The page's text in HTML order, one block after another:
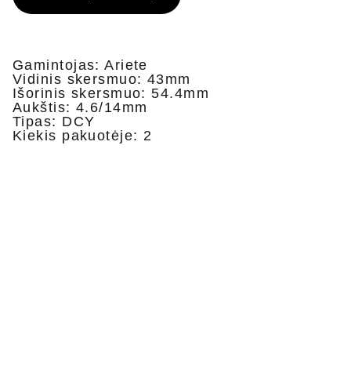
Gamintojas: Ariete
Vidinis skersmuo: 43mm
Išorinis skersmuo: 54.4mm
Aukštis: 4.6/14mm
Tipas: DCY
Kiekis pakuotėje: 2